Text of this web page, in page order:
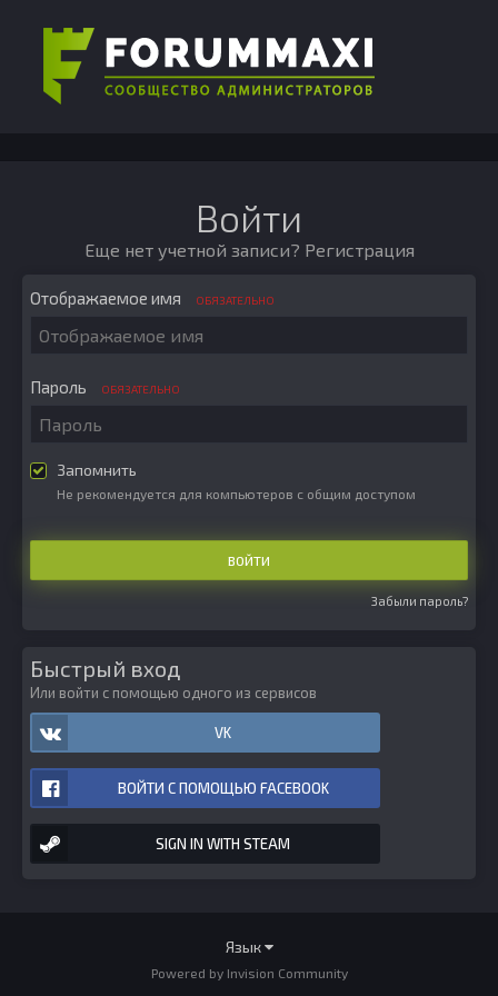
Войти
Еще нет учетной записи? Регистрация
Отображаемое имя ОБЯЗАТЕЛЬНО
Пароль ОБЯЗАТЕЛЬНО
Запомнить
Не рекомендуется для компьютеров с общим доступом
ВОЙТИ
Забыли пароль?
Быстрый вход
Или войти с помощью одного из сервисов
VK
ВОЙТИ С ПОМОЩЬЮ FACEBOOK
SIGN IN WITH STEAM
Язык
Powered by Invision Community